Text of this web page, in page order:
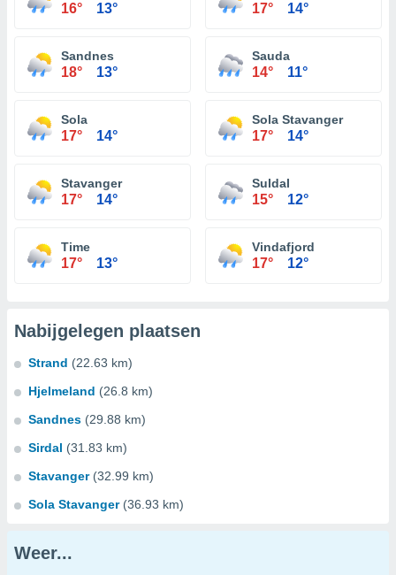
16° 13° 17° 14°
Sandnes
18° 13°
Sauda
14° 11°
Sola
17° 14°
Sola Stavanger
17° 14°
Stavanger
17° 14°
Suldal
15° 12°
Time
17° 13°
Vindafjord
17° 12°
Nabijgelegen plaatsen
Strand (22.63 km)
Hjelmeland (26.8 km)
Sandnes (29.88 km)
Sirdal (31.83 km)
Stavanger (32.99 km)
Sola Stavanger (36.93 km)
Weer...